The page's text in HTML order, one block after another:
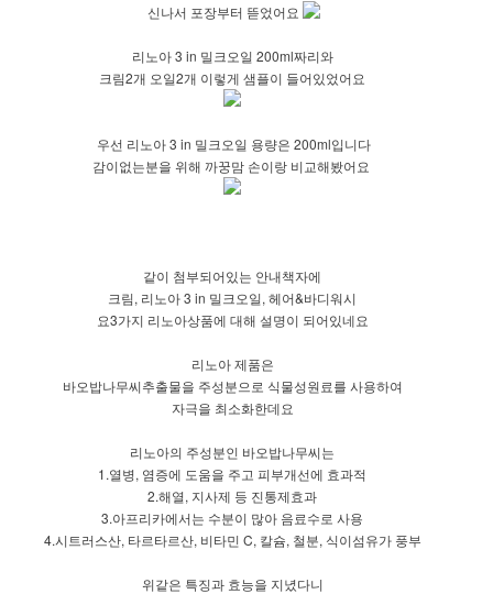
신나서 포장부터 뜯었어요
리노아 3 in 밀크오일 200ml짜리와
크림2개 오일2개 이렇게 샘플이 들어있었어요
우선 리노아 3 in 밀크오일 용량은 200ml입니다
감이없는분을 위해 까꿍맘 손이랑 비교해봤어요
같이 첨부되어있는 안내책자에
크림, 리노아 3 in 밀크오일, 헤어&바디워시
요3가지 리노아상품에 대해 설명이 되어있네요
리노아 제품은
바오밥나무씨추출물을 주성분으로 식물성원료를 사용하여
자극을 최소화한데요
리노아의 주성분인 바오밥나무씨는
1.열병, 염증에 도움을 주고 피부개선에 효과적
2.해열, 지사제 등 진통제효과
3.아프리카에서는 수분이 많아 음료수로 사용
4.시트러스산, 타르타르산, 비타민 C, 칼슘, 철분, 식이섬유가 풍부
위같은 특징과 효능을 지녔다니